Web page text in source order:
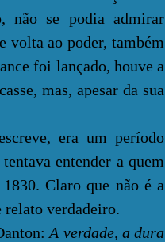
não se podia admirar
volta ao poder, também
foi lançado, houve a
mas, apesar da sua
era um período
entender a quem
Claro que não é a
verdadeiro.
A verdade, a dura